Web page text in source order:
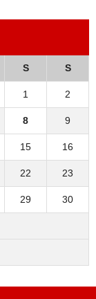
S S
1 2
8 9
15 16
22 23
29 30